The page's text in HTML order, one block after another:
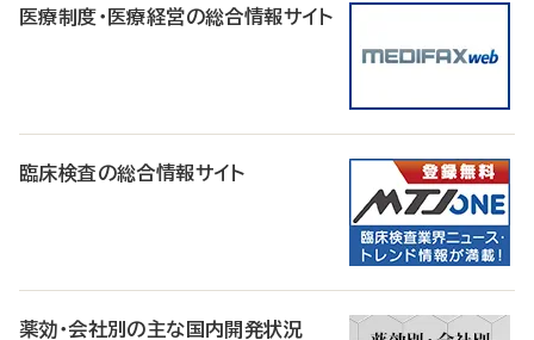
医療制度・医療経営の総合情報サイト
臨床検査の総合情報サイト
薬効・会社別の主な国内開発状況